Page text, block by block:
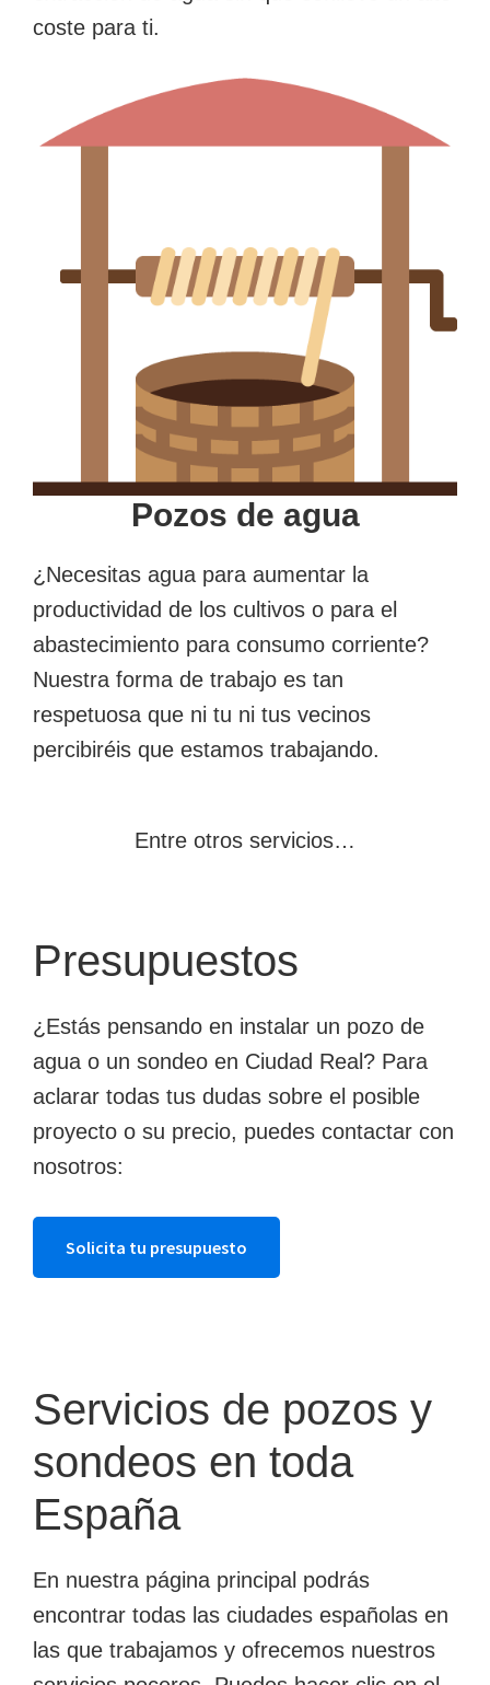
coste para ti.
Pozos de agua
¿Necesitas agua para aumentar la
productividad de los cultivos o para el
abastecimiento para consumo corriente?
Nuestra forma de trabajo es tan
respetuosa que ni tu ni tus vecinos
percibiréis que estamos trabajando.
Entre otros servicios…
Presupuestos
¿Estás pensando en instalar un pozo de
agua o un sondeo en Ciudad Real? Para
aclarar todas tus dudas sobre el posible
proyecto o su precio, puedes contactar con
nosotros:
Solicita tu presupuesto
Servicios de pozos y
sondeos en toda
España
En nuestra página principal podrás
encontrar todas las ciudades españolas en
las que trabajamos y ofrecemos nuestros